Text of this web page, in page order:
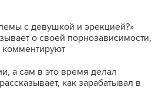
с девушкой и эрекцией?»
о своей порнозависимости,
комментируют
а сам в это время делал
как зарабатывал в